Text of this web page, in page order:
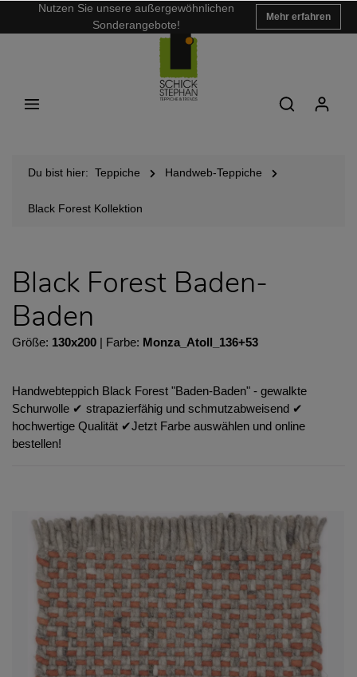
Nutzen Sie unsere außergewöhnlichen
Sonderangebote!
Mehr erfahren
Du bist hier: Teppiche Handweb-Teppiche
Black Forest Kollektion
Black Forest Baden-
Baden
Größe: 130x200 | Farbe: Monza_Atoll_136+53
Handwebteppich Black Forest "Baden-Baden" - gewalkte
Schurwolle ✔︎ strapazierfähig und schmutzabweisend ✔︎
hochwertige Qualität ✔︎Jetzt Farbe auswählen und online
bestellen!